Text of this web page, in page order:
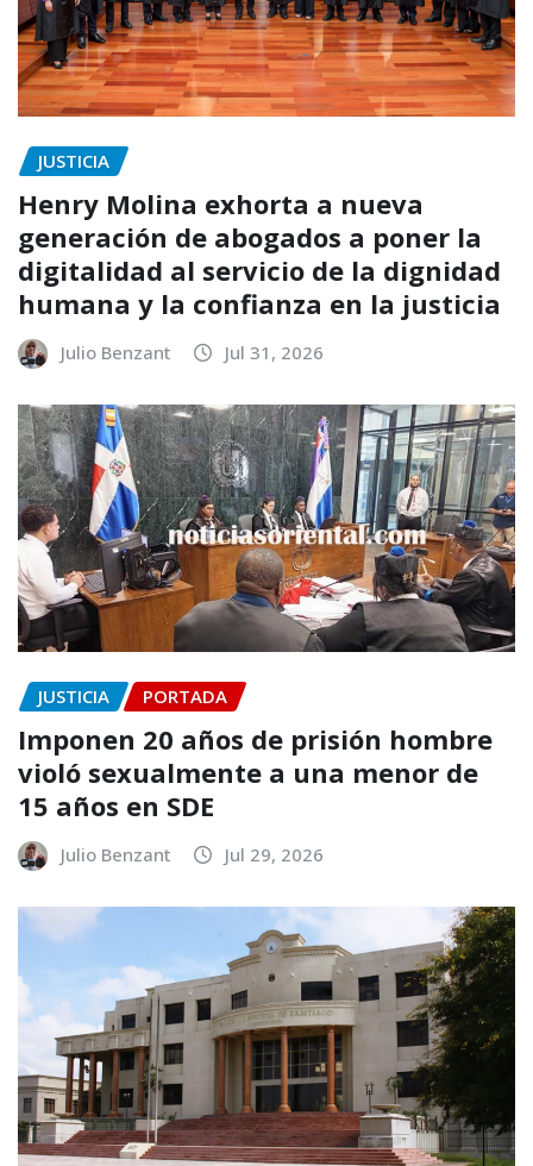
JUSTICIA
Henry Molina exhorta a nueva
generación de abogados a poner la
digitalidad al servicio de la dignidad
humana y la confianza en la justicia
Julio Benzant Jul 31, 2026
JUSTICIA PORTADA
Imponen 20 años de prisión hombre
violó sexualmente a una menor de
15 años en SDE
Julio Benzant Jul 29, 2026